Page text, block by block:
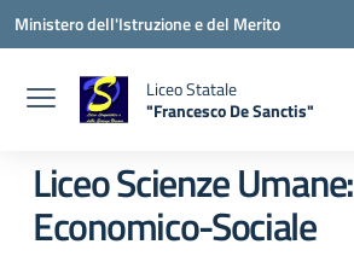
Vai ai contenuti
Vai al menu di navigazione
Vai al footer
Ministero dell'Istruzione e del Merito
Liceo Statale
"Francesco De Sanctis"
Liceo Scienze Umane:
Economico-Sociale